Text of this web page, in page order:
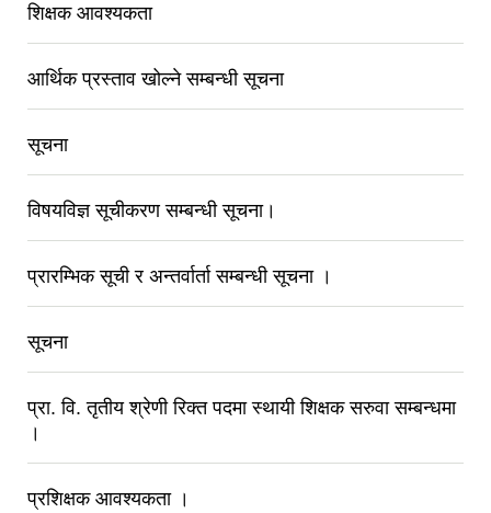
शिक्षक आवश्यकता
आर्थिक प्रस्ताव खोल्ने सम्बन्धी सूचना
सूचना
विषयविज्ञ सूचीकरण सम्बन्धी सूचना।
प्रारम्भिक सूची र अन्तर्वार्ता सम्बन्धी सूचना ।
सूचना
प्रा. वि. तृतीय श्रेणी रिक्त पदमा स्थायी शिक्षक सरुवा सम्बन्धमा
।
प्रशिक्षक आवश्यकता ।